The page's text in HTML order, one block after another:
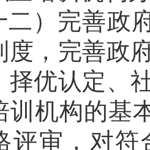
）完善政
度，完善政
择优认定、
训机构的基
评审，对